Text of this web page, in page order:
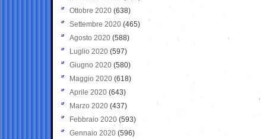
Ottobre 2020 (638)
Settembre 2020(465)
Agosto 2020 (588)
Luglio 2020 (597)
Giugno 2020 (580)
Maggio 2020 (618)
Aprile 2020 (643)
Marzo 2020 (437)
Febbraio 2020 (593)
Gennaio 2020 (596)